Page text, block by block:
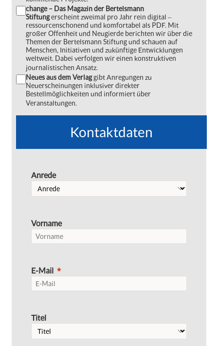
change – Das Magazin der Bertelsmann
Stiftungerscheint zweimal pro Jahr rein digital ‒
ressourcenschonend und komfortabel als PDF. Mit
großer Offenheit und Neugierde berichten wir über die
Themen der Bertelsmann Stiftung und schauen auf
Menschen, Initiativen und zukünftige Entwicklungen
weltweit. Dabei verfolgen wir einen konstruktiven
journalistischen Ansatz.
Neues aus dem Verlaggibt Anregungen zu
Neuerscheinungen inklusiver direkter
Bestellmöglichkeiten und informiert über
Veranstaltungen.
Kontaktdaten
Anrede
Vorname
E-Mail
Titel